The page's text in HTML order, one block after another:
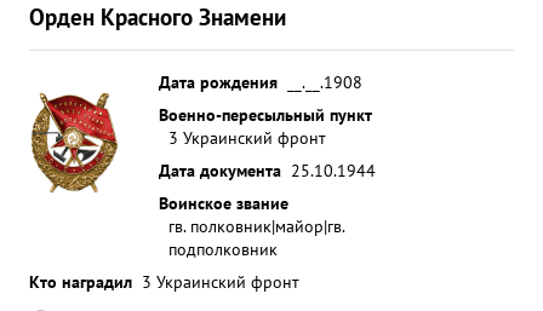
Орден Красного Знамени
Дата рождения
__.__.1908
Военно-пересыльный пункт
3 Украинский фронт
Дата документа 25.10.1944
Воинское звание
гв. полковник|майор|гв.
подполковник
Кто наградил 3 Украинский фронт